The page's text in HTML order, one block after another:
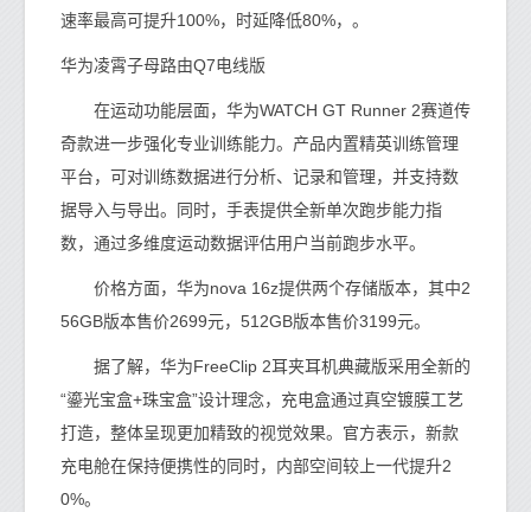
速率最高可提升100%，时延降低80%，。
华为凌霄子母路由Q7电线版
在运动功能层面，华为WATCH GT Runner 2赛道传
奇款进一步强化专业训练能力。产品内置精英训练管理
平台，可对训练数据进行分析、记录和管理，并支持数
据导入与导出。同时，手表提供全新单次跑步能力指
数，通过多维度运动数据评估用户当前跑步水平。
价格方面，华为nova 16z提供两个存储版本，其中2
56GB版本售价2699元，512GB版本售价3199元。
据了解，华为FreeClip 2耳夹耳机典藏版采用全新的
“鎏光宝盒+珠宝盒”设计理念，充电盒通过真空镀膜工艺
打造，整体呈现更加精致的视觉效果。官方表示，新款
充电舱在保持便携性的同时，内部空间较上一代提升2
0%。